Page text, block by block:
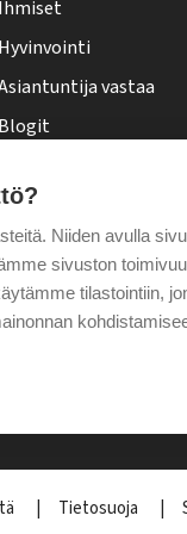
l
e
Ihmiset
Hyvinvointi
vastaa
Blogit
Tietosuoja
Niiden avulla
sivuston
tilastointiin,